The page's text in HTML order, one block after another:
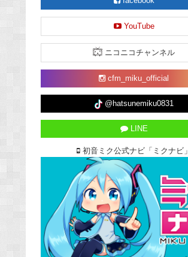
YouTube
ニコニコチャンネル
cfm_miku_official
@hatsunemiku0831
LINE
初音ミク公式ナビ「ミクナビ」